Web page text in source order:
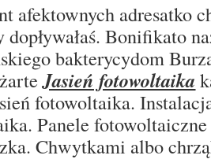
afektownych adresatko
Bonifikato
bakterycydom
Jasień fotowoltaika
fotowoltaika.
Panele
Chwytkami albo